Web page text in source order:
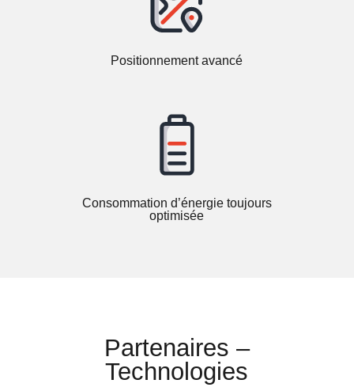
Positionnement avancé
Consommation d’énergie toujours
optimisée
Partenaires –
Technologies